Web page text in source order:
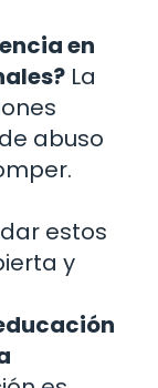
en
La
abuso
estos
y